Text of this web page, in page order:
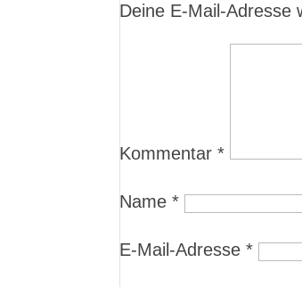
Deine E-Mail-Adresse
Kommentar*
Name*
E-Mail-Adresse*